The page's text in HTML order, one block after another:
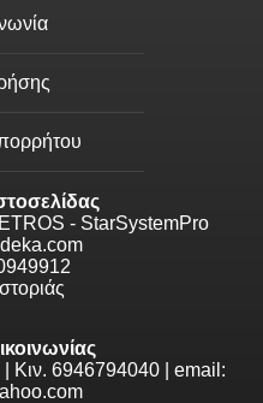
- StarSystemPro
Κιν. 6946794040 | email: